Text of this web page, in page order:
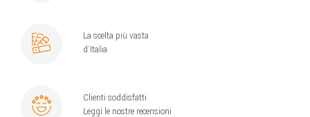
La scelta più vasta
d´Italia
Clienti soddisfatti
Leggi le nostre recensioni